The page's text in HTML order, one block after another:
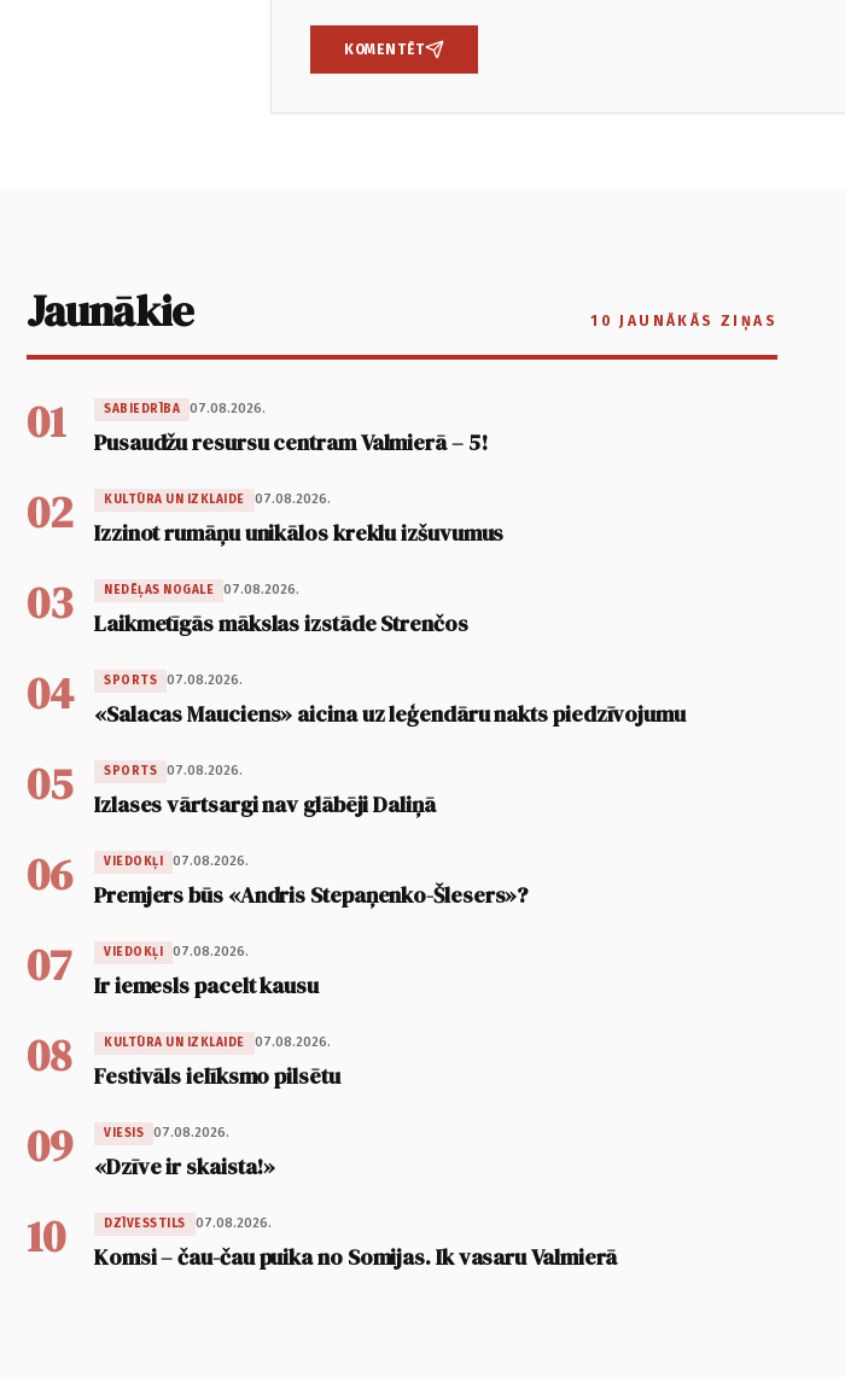
KOMENTĒT
Jaunākie 10 JAUNĀKĀS ZIŅAS
01 SABIEDRĪBA 07.08.2026.
Pusaudžu resursu centram Valmierā – 5!
02 KULTŪRA UN IZKLAIDE 07.08.2026.
Izzinot rumāņu unikālos kreklu izšuvumus
03 NEDĒĻAS NOGALE 07.08.2026.
Laikmetīgās mākslas izstāde Strenčos
04 SPORTS 07.08.2026.
«Salacas Mauciens» aicina uz leģendāru nakts piedzīvojumu
05 SPORTS 07.08.2026.
Izlases vārtsargi nav glābēji Daliņā
06 VIEDOKĻI 07.08.2026.
Premjers būs «Andris Stepaņenko-Šlesers»?
07 VIEDOKĻI 07.08.2026.
Ir iemesls pacelt kausu
08 KULTŪRA UN IZKLAIDE 07.08.2026.
Festivāls ielīksmo pilsētu
09 VIESIS 07.08.2026.
«Dzīve ir skaista!»
10 DZĪVESSTILS 07.08.2026.
Komsi – čau-čau puika no Somijas. Ik vasaru Valmierā